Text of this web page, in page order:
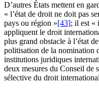
D’autres États mettent en
« l’état de droit ne doit pas
pays ou région »[43]; il est «
appliquent le droit
plus grand obstacle à l’état
politisation de la nomination
institutions juridiques
deux mesures du Conseil de
sélective du droit international